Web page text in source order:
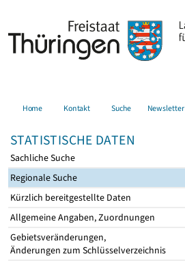
Home Kontakt Suche Newsletter
STATISTISCHE DATEN
Sachliche Suche
Regionale Suche
Kürzlich bereitgestellte Daten
Allgemeine Angaben, Zuordnungen
Gebietsveränderungen,
Änderungen zum Schlüsselverzeichnis